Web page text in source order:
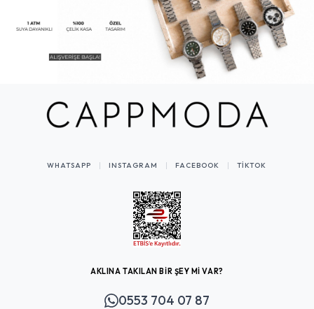
WHATSAPP INSTAGRAM FACEBOOK TIKTOK
AKLINA TAKILAN BİR ŞEY Mİ VAR?
0553 704 07 87